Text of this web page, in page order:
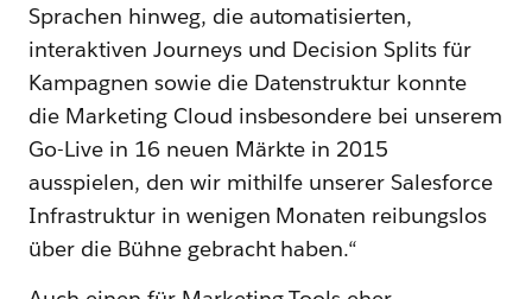
Sprachen hinweg, die automatisierten,
interaktiven Journeys und Decision Splits für
Kampagnen sowie die Datenstruktur konnte
die Marketing Cloud insbesondere bei unserem
Go-Live in 16 neuen Märkte in 2015
ausspielen, den wir mithilfe unserer Salesforce
Infrastruktur in wenigen Monaten reibungslos
über die Bühne gebracht haben.“